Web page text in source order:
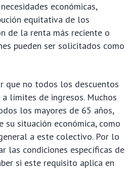
económicas,
equitativa de los
de la renta más reciente o
pueden ser solicitados como
que no todos los descuentos
límites de ingresos. Muchos
los mayores de 65 años,
su situación económica, como
a este colectivo. Por lo
las condiciones específicas de
si este requisito aplica en